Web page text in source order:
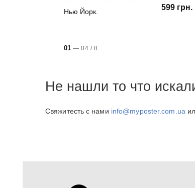
Нью Йорк. 599 грн.
01 —04 / 8
Не нашли то что
Свяжитесть с нами info@myposter.com.ua